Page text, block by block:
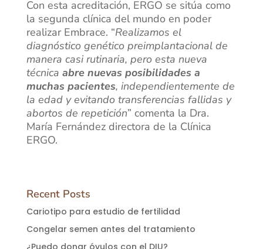
Con esta acreditación, ERGO se sitúa como
la segunda clínica del mundo en poder
realizar Embrace. “Realizamos el
diagnóstico genético preimplantacional de
manera casi rutinaria, pero esta nueva
técnica abre nuevas posibilidades a
muchas pacientes, independientemente de
la edad y evitando transferencias fallidas y
abortos de repetición” comenta la Dra.
María Fernández directora de la Clínica
ERGO.
Recent Posts
Cariotipo para estudio de fertilidad
Congelar semen antes del tratamiento